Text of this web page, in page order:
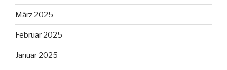
März 2025
Februar 2025
Januar 2025